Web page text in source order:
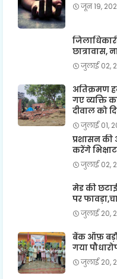
जून 19,
छात्रावास,
जुलाई 02,
अतिक्रमण
गए व्यक्ति
दीवाल को
जुलाई 01,
प्रशासन
करेंगे
जुलाई 02,
मेड की
पर
जुलाई 20,
बैंक ऑफ़
गया
जुलाई 20,